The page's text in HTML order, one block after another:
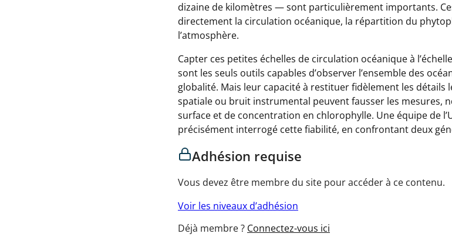
dizaine de kilomètres — sont particulièrement importants.
directement la circulation océanique, la répartition du
l’atmosphère.
Capter ces petites échelles de circulation océanique à
sont les seuls outils capables d’observer l’ensemble des
globalité. Mais leur capacité à restituer fidèlement les détails
spatiale ou bruit instrumental peuvent fausser les mesures,
surface et de concentration en chlorophylle. Une équipe de
précisément interrogé cette fiabilité, en confrontant deux
Adhésion requise
Vous devez être membre du site pour accéder à ce contenu.
Voir les niveaux d’adhésion
Déjà membre ? Connectez-vous ici